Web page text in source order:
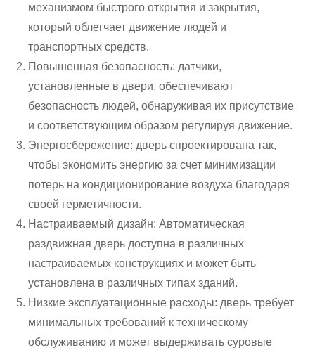
механизмом быстрого открытия и закрытия,
который облегчает движение людей и
транспортных средств.
Повышенная безопасность: датчики,
установленные в двери, обеспечивают
безопасность людей, обнаруживая их присутствие
и соответствующим образом регулируя движение.
Энергосбережение: дверь спроектирована так,
чтобы экономить энергию за счет минимизации
потерь на кондиционирование воздуха благодаря
своей герметичности.
Настраиваемый дизайн: Автоматическая
раздвижная дверь доступна в различных
настраиваемых конструкциях и может быть
установлена ​​в различных типах зданий.
Низкие эксплуатационные расходы: дверь требует
минимальных требований к техническому
обслуживанию и может выдерживать суровые